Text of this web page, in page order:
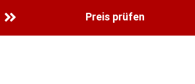
Preis prüfen